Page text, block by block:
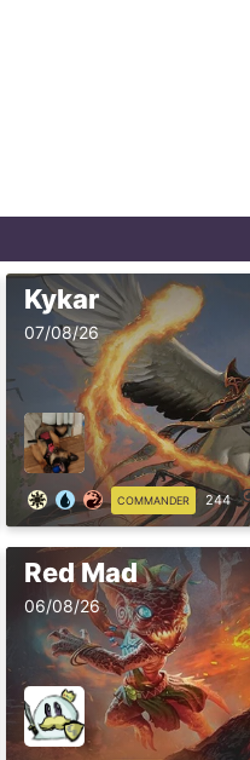
Kykar
07/08/26
COMMANDER 244
Red Mad
06/08/26